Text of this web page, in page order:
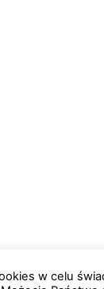
w celu